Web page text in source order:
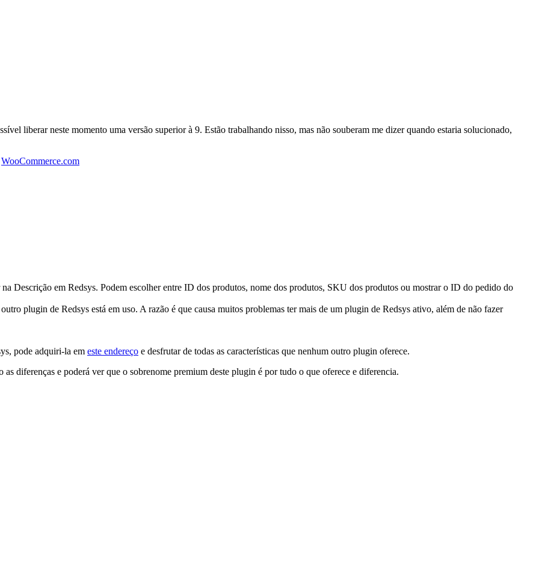
liberar neste momento uma versão superior à 9. Estão trabalhando nisso, mas não souberam me dizer quando estaria solucionado,
WooCommerce.com
Descrição em Redsys. Podem escolher entre ID dos produtos, nome dos produtos, SKU dos produtos ou mostrar o ID do pedido do
plugin de Redsys está em uso. A razão é que causa muitos problemas ter mais de um plugin de Redsys ativo, além de não fazer
pode adquiri-la em este endereço e desfrutar de todas as características que nenhum outro plugin oferece.
as diferenças e poderá ver que o sobrenome premium deste plugin é por tudo o que oferece e diferencia.